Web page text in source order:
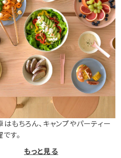
もちろん、キャンプやパーティー
す。
もっと見る